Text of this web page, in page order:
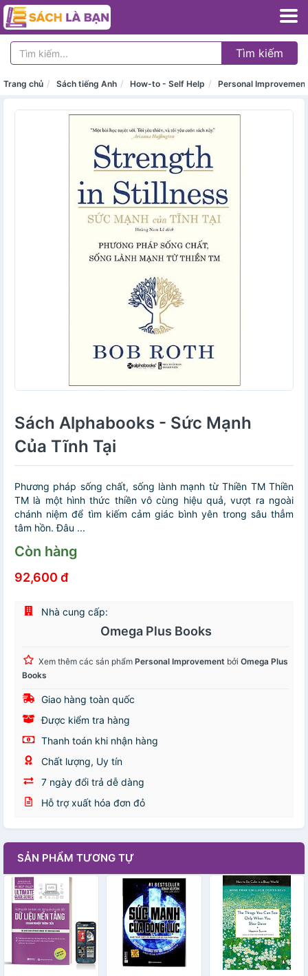
Tìm kiếm
Trang chủ Sách tiếng Anh How-to - Self Help Personal Improvement
Sách Alphabooks - Sức Mạnh
Của Tĩnh Tại
Phương pháp sống chất, sống lành mạnh từ Thiền TM Thiền
TM là một hình thức thiền vô cùng hiệu quả, vượt ra ngoài
chánh niệm để tìm kiếm cảm giác bình yên trong sâu thẳm
tâm hồn. Đâu ...
Còn hàng
92,600 đ
Nhà cung cấp:
Omega Plus Books
Xem thêm các sản phẩm Personal Improvement bởi Omega Plus
Books
Giao hàng toàn quốc
Được kiểm tra hàng
Thanh toán khi nhận hàng
Chất lượng, Uy tín
7 ngày đổi trả dễ dàng
Hỗ trợ xuất hóa đơn đỏ
SẢN PHẨM TƯƠNG TỰ